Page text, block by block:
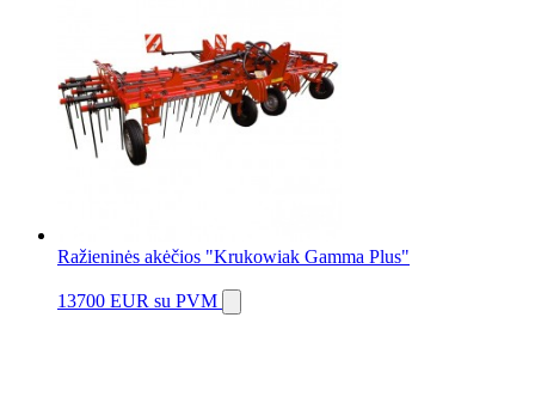
Ražieninės akėčios "Krukowiak Gamma Plus"
13700 EUR su PVM